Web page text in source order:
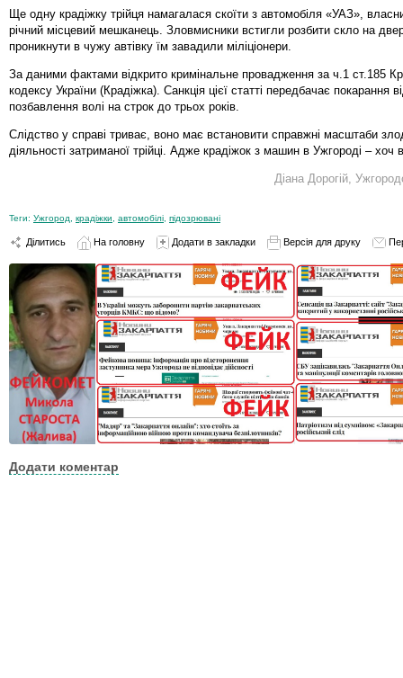
Ще одну крадіжку трійця намагалася скоїти з автомобіля «УАЗ»,
річний місцевий мешканець. Зловмисники встигли розбити скло на
проникнути в чужу автівку їм завадили міліціонери.
За даними фактами відкрито кримінальне провадження за ч.1 ст.185
кодексу України (Крадіжка). Санкція цієї статті передбачає
позбавлення волі на строк до трьох років.
Слідство у справі триває, воно має встановити справжні масштаби
діяльності затриманої трійці. Адже крадіжок з машин в Ужгороді – хоч
Діана Дорогій,
Теги: Ужгород крадіжки автомобілі підозрювані
Ділитись На головну Додати в закладки Версія для друку
Додати коментар